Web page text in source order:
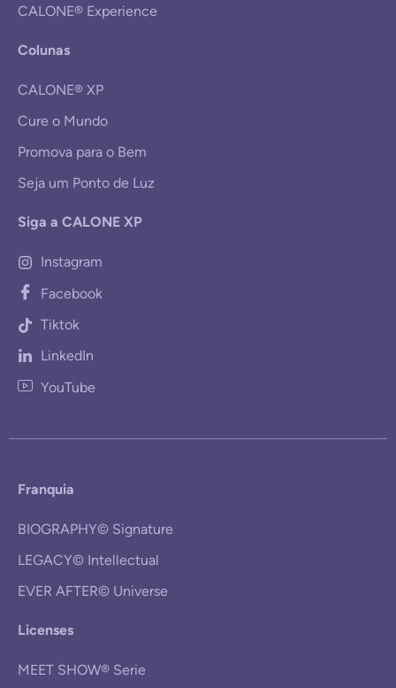
CALONE® Experience
Colunas
CALONE® XP
Cure o Mundo
Promova para o Bem
Seja um Ponto de Luz
Siga a CALONE XP
Instagram
Facebook
Tiktok
LinkedIn
YouTube
Franquia
BIOGRAPHY© Signature
LEGACY© Intellectual
EVER AFTER© Universe
Licenses
MEET SHOW® Serie